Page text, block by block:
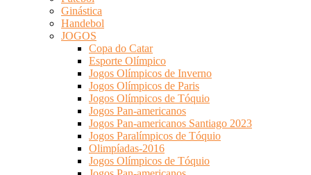
Ginástica
Handebol
JOGOS
Copa do Catar
Esporte Olímpico
Jogos Olímpicos de Inverno
Jogos Olímpicos de Paris
Jogos Olímpicos de Tóquio
Jogos Pan-americanos
Jogos Pan-americanos Santiago 2023
Jogos Paralímpicos de Tóquio
Olimpíadas-2016
Jogos Olímpicos de Tóquio